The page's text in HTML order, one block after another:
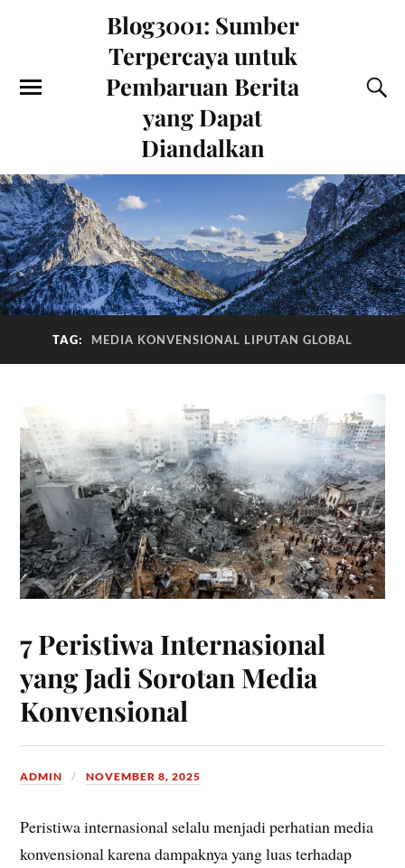
Blog3001: Sumber
Terpercaya untuk
Pembaruan Berita
yang Dapat
Diandalkan
TAG: MEDIA KONVENSIONAL LIPUTAN GLOBAL
7 Peristiwa Internasional
yang Jadi Sorotan Media
Konvensional
ADMIN NOVEMBER 8, 2025
Peristiwa internasional selalu menjadi perhatian media
konvensional karena dampaknya yang luas terhadap